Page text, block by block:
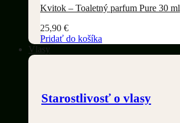
Kvitok – Toaletný parfum Pure 30 ml
25,90 €
Pridať do košíka
Vlasy
Starostlivosť o vlasy